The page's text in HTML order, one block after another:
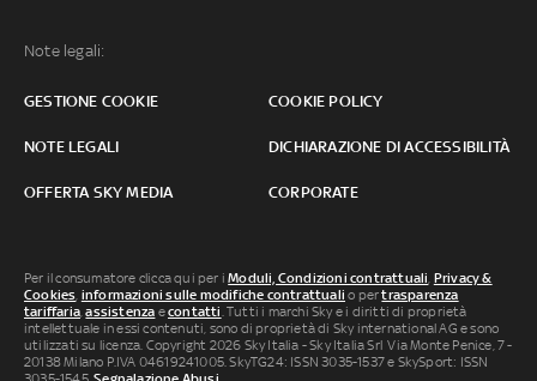
Note legali:
GESTIONE COOKIE COOKIE POLICY
NOTE LEGALI DICHIARAZIONE DI ACCESSIBILITÀ
OFFERTA SKY MEDIA CORPORATE
Per il consumatore clicca qui per iModuli, Condizioni contrattuali, Privacy &
Cookies, informazioni sulle modifiche contrattuali o pertrasparenza
tariffaria,assistenza econtatti. Tutti i marchi Sky e i diritti di proprietà
intellettuale in essi contenuti, sono di proprietà di Sky international AG e sono
utilizzati su licenza. Copyright 2026 Sky Italia - Sky Italia Srl Via Monte Penice, 7 -
20138 Milano P.IVA 04619241005. SkyTG24: ISSN 3035-1537 e SkySport: ISSN